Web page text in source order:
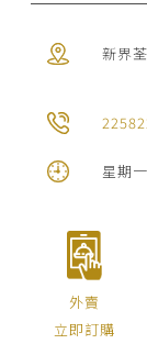
新界
星期
外賣
立即訂購